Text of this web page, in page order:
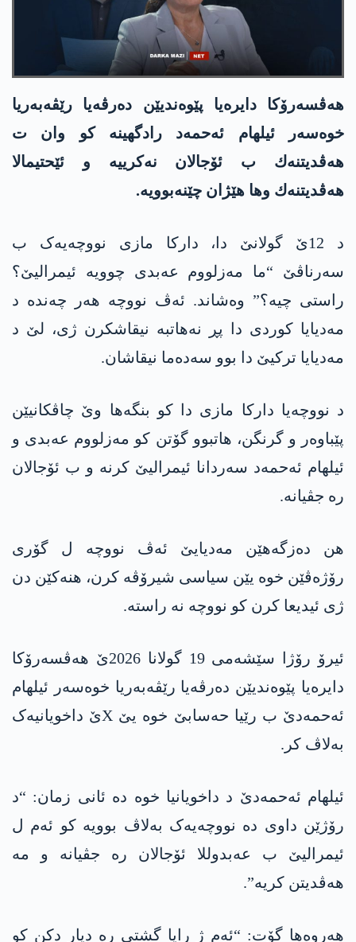
ھەڤسەرۆکا دایرەیا پێوەندیێن دەرڤەیا رێڤەبەریا
خوەسەر ئیلھام ئه‌حمه‌د رادگهینه‌ كو وان ت
هه‌ڤدیتنه‌ك ب ئۆجالان نه‌كرییه‌ و ئێحتیمالا
هه‌ڤدیتنه‌ك وها هێژان چێنه‌بوویه‌.
د 12ێ گولانێ دا، دارکا مازی نووچەیەک ب
سەرناڤێ “ما مه‌زلووم عه‌بدی چوویە ئیمرالیێ؟
راستی چیە؟” وەشاند. ئەڤ نووچە ھەر چەنده‌ د
مەدیایا کوردی دا پڕ نەھاتبە نیقاشکرن ژی، لێ د
مەدیایا ترکیێ دا بوو سەدەما نیقاشان.
د نووچەیا داركا مازی دا كو بنگه‌ها وێ چاڤكانیێن
پێباوه‌ر و گرنگن، ھاتبوو گۆتن کو مه‌زلووم عه‌بدی و
ئیلھام ئەحمەد سەردانا ئیمرالیێ کرنە و ب ئۆجالان
رە جڤیانە.
ھن دەزگەھێن مەدیایێ ئەڤ نووچە ل گۆری
رۆژەڤێن خوە یێن سیاسی شیرۆڤە کرن، ھنه‌كێن دن
ژی ئیدیعا کرن کو نووچە نە راستە.
ئیرۆ رۆژا سێشه‌می 19 گولانا 2026ێ ھەڤسەرۆکا
دایرەیا پێوەندیێن دەرڤەیا رێڤەبەریا خوەسەر ئیلھام
ئه‌حمه‌دێ ب رێیا حەسابێ خوە یێ Xێ داخویانیەک
بەلاڤ کر.
ئیلھام ئه‌حمه‌دێ د داخویانیا خوە دە ئانی زمان: “د
رۆژێن داوی دە نووچەیەک بەلاڤ بوویە کو ئەم ل
ئیمرالیێ ب عه‌بدوللا ئۆجالان رە جڤیانە و مە
ھەڤدیتن کریە”.
هه‌روه‌ها گۆت: “ئەم ژ رایا گشتی رە دیار دکن کو